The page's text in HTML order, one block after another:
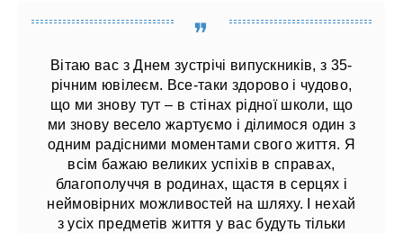
Вітаю вас з Днем зустрічі випускників, з 35-
річним ювілеєм. Все-таки здорово і чудово,
що ми знову тут – в стінах рідної школи, що
ми знову весело жартуємо і ділимося один з
одним радісними моментами свого життя. Я
всім бажаю великих успіхів в справах,
благополуччя в родинах, щастя в серцях і
неймовірних можливостей на шляху. І нехай
з усіх предметів життя у вас будуть тільки